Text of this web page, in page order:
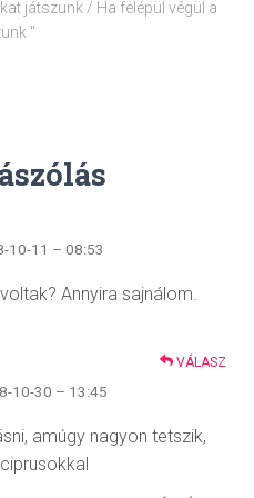
játszunk / Ha felépül végül a
"
10-11 – 08:53
Annyira sajnálom.
VÁLASZ
10-30 – 13:45
amúgy nagyon tetszik,